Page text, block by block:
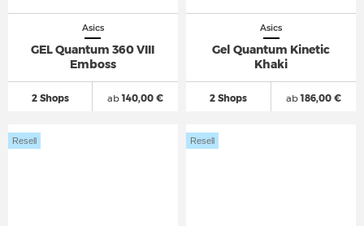
Asics
GEL Quantum 360 VIII
Emboss
2 Shops ab140,00 €
Asics
Gel Quantum Kinetic
Khaki
2 Shops ab186,00 €
Resell Resell